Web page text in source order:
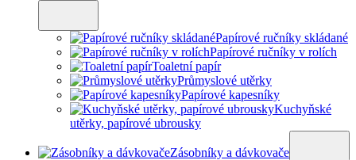
Papírové ručníky skládané
Papírové ručníky v rolích
Toaletní papír
Průmyslové utěrky
Papírové kapesníky
Kuchyňské
utěrky, papírové ubrousky
Zásobníky a dávkovače